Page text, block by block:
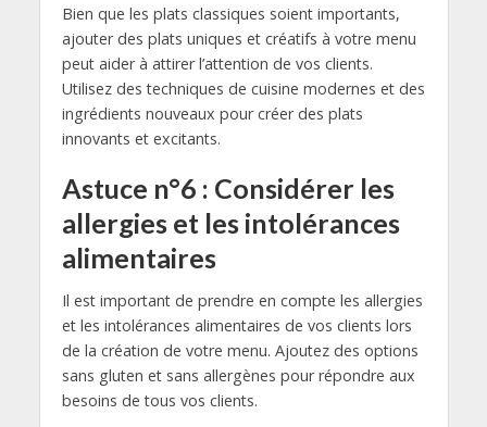
Bien que les plats classiques soient importants,
ajouter des plats uniques et créatifs à votre menu
peut aider à attirer l’attention de vos clients.
Utilisez des techniques de cuisine modernes et des
ingrédients nouveaux pour créer des plats
innovants et excitants.
Astuce n°6 : Considérer les
allergies et les intolérances
alimentaires
Il est important de prendre en compte les allergies
et les intolérances alimentaires de vos clients lors
de la création de votre menu. Ajoutez des options
sans gluten et sans allergènes pour répondre aux
besoins de tous vos clients.